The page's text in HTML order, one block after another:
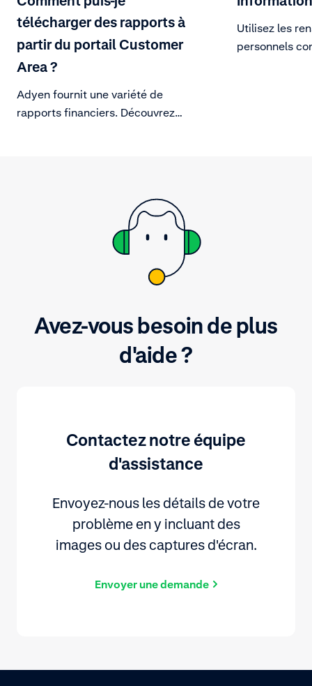
télécharger des rapports à
partir du portail Customer
Area ?
Adyen fournit une variété de
rapports financiers. Découvrez
Utilisez les
personnels
Avez-vous besoin de plus
d'aide ?
Contactez notre équipe
d'assistance
Envoyez-nous les détails de votre
problème en y incluant des
images ou des captures d'écran.
Envoyer une demande